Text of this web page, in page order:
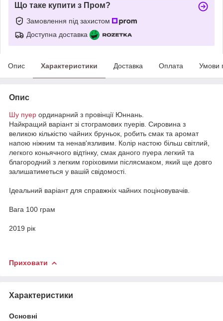
Що таке купити з Пром?
Замовлення під захистом
Доступна доставка
Опис Характеристики Доставка Оплата Умови
Опис
Шу пуер ординарний з провінції Юннань.
Найкращий варіант зі стограмових пуерів. Сировина з
великою кількістю чайних бруньок, робить смак та аромат
напою ніжним та ненав'язливим. Колір настою більш світлий,
легкого коньячного відтінку, смак даного пуера легкий та
благородний з легким горіховими післясмаком, який ще довго
залишатиметься у вашій свідомості.
Ідеальний варіант для справжніх чайних поціновувачів.
Вага 100 грам
2019 рік
Приховати
Характеристики
Основні